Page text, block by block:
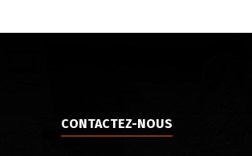
CONTACTEZ-NOUS